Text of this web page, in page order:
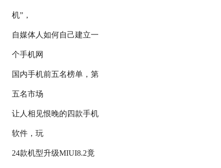
机”，
自媒体人如何自己建立一
个手机网
国内手机前五名榜单，第
五名市场
让人相见恨晚的四款手机
软件，玩
24款机型升级MIUI8.2竟